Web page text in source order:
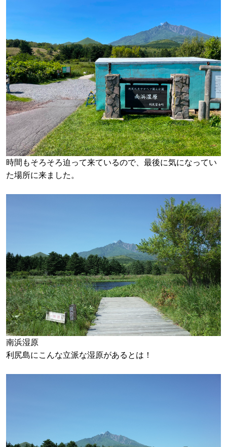
時間もそろそろ迫って来ているので、最後に気になってい
た場所に来ました。
南浜湿原
利尻島にこんな立派な湿原があるとは！